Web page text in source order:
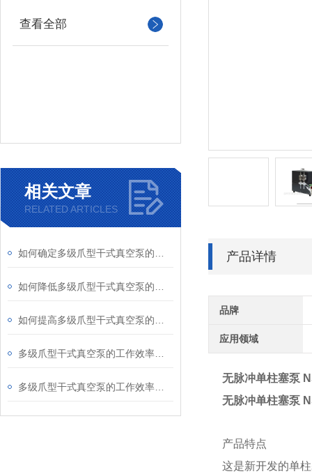
查看全部
相关文章
RELATED ARTICLES
产品详情
品牌
应用领域
无脉冲单柱塞泵
无脉冲单柱塞泵
产品特点
这是新开发的单